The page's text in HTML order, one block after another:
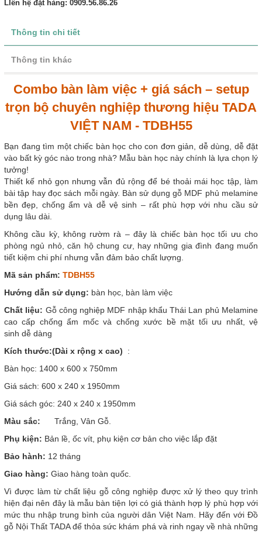
LIên hệ đặt hàng: 0909.56.86.26
Thông tin chi tiết
Thông tin khác
Combo bàn làm việc + giá sách – setup
trọn bộ chuyên nghiệp thương hiệu TADA
VIỆT NAM - TDBH55
Bạn đang tìm một chiếc bàn học cho con đơn giản, dễ dùng, dễ đặt
vào bất kỳ góc nào trong nhà? Mẫu bàn học này chính là lựa chọn lý
tưởng!
Thiết kế nhỏ gọn nhưng vẫn đủ rộng để bé thoải mái học tập, làm
bài tập hay đọc sách mỗi ngày. Bàn sử dụng gỗ MDF phủ melamine
bền đẹp, chống ẩm và dễ vệ sinh – rất phù hợp với nhu cầu sử
dụng lâu dài.
Không cầu kỳ, không rườm rà – đây là chiếc bàn học tối ưu cho
phòng ngủ nhỏ, căn hộ chung cư, hay những gia đình đang muốn
tiết kiệm chi phí nhưng vẫn đảm bảo chất lượng.
Mã sản phẩm: TDBH55
Hướng dẫn sử dụng: bàn học, bàn làm việc
Chất liệu: Gỗ công nghiệp MDF nhập khẩu Thái Lan phủ Melamine
cao cấp chống ẩm mốc và chống xước bề mặt tối ưu nhất, vệ
sinh dễ dàng
Kích thước:(Dài x rộng x cao)
:
Bàn học: 1400 x 600 x 750mm
Giá sách: 600 x 240 x 1950mm
Giá sách góc: 240 x 240 x 1950mm
Màu sắc:
Trắng, Vân Gỗ.
Phụ kiện: Bản lề, ốc vít, phụ kiện cơ bản cho việc lắp đặt
Bảo hành: 12 tháng
Giao hàng: Giao hàng toàn quốc.
Vì được làm từ chất liệu gỗ công nghiệp được xử lý theo quy trình
hiện đại nên đây là mẫu bàn tiện lợi có giá thành hợp lý phù hợp với
mức thu nhập trung bình của người dân Việt Nam. Hãy đến với Đồ
gỗ Nội Thất TADA để thỏa sức khám phá và rinh ngay về nhà những